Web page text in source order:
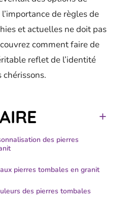
de règles de
et actuelles ne doit pas
comment faire de
reflet de l’identité
chérissons.
des pierres
pierres tombales en granit
des pierres tombales